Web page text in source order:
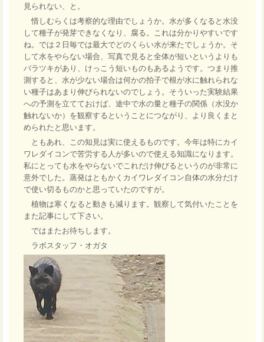
見られない、と。
惜しむらくは考察的な理由でしょうか。水が多くなると水没
して種子が発芽できなくなり、腐る。これは分かりやすいです
ね。では２日毎では最大でどのくらい水が来たでしょうか。そ
して水をやらない場合、写真で見ると全体が短いというよりも
バラツキがあり、けっこう短いものもあるようです。つまり推
測すると、水が少ない場合は何かの拍子で根が水に触れられな
い種子はあまり伸びられないのでしょう。そういった実験結果
への予測を立てておけば、途中で水の量と種子の関係（水没か
触れないか）を観察するということにつながり、より良くまと
められたと思います。
ともあれ、この知見は実に使えるものです。今年は特にカイ
ワレダイコンで苦労する人が多いので使える知識になります。
私にとっても水をやらないでこれだけ伸びるというのが非常に
意外でした。蒸発はともかくカイワレダイコン自体の水分だけ
で使い切るものかと思っていたのですが。
植物は寒くなると動きも減ります。観察して気付いたことを
また記事にして下さい。
ではまたお待ちします。
ラボスタッフ・オガタ